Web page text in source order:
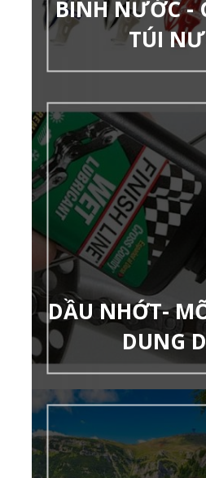
BÌNH NƯỚC -
TÚI
DẦU NHỚT-
DUNG